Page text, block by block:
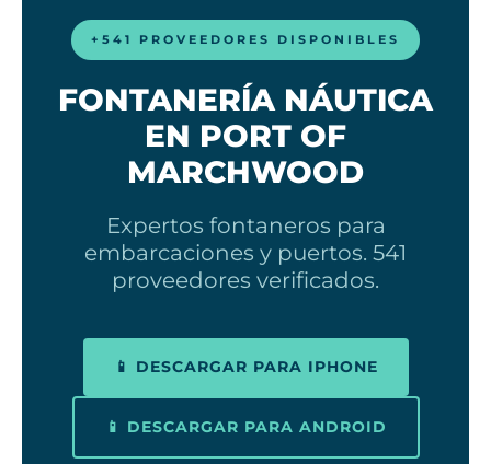
+541 PROVEEDORES DISPONIBLES
FONTANERÍA NÁUTICA
EN PORT OF
MARCHWOOD
Expertos fontaneros para
embarcaciones y puertos. 541
proveedores verificados.
📱 DESCARGAR PARA IPHONE
📱 DESCARGAR PARA ANDROID